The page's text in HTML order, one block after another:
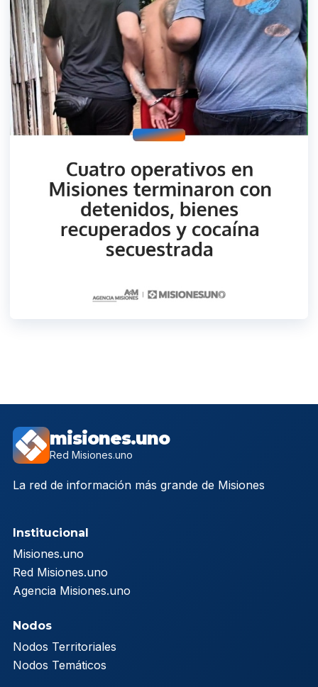
misiones.uno
Red Misiones.uno
La red de información más grande de Misiones
Institucional
Misiones.uno
Red Misiones.uno
Agencia Misiones.uno
Nodos
Nodos Territoriales
Nodos Temáticos